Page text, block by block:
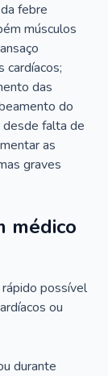
febre
músculos
cardíacos;
das
do
desde falta de
as
graves
médico
possível
ou
durante